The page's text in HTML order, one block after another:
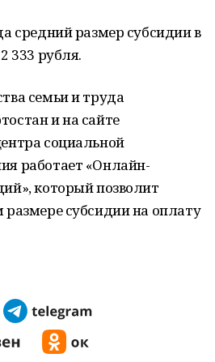
средний размер субсидии в
333 рубля.
семьи и труда
и на сайте
социальной
работает «Онлайн-
который позволит
субсидии на оплату